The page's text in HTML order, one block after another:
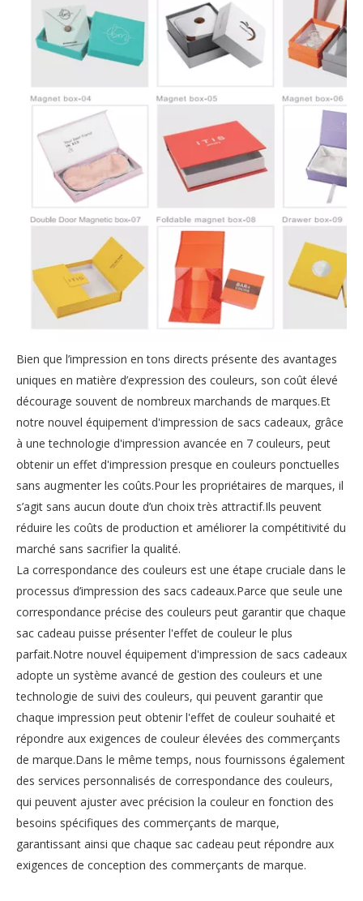
Bien que l’impression en tons directs présente des avantages
uniques en matière d’expression des couleurs, son coût élevé
décourage souvent de nombreux marchands de marques.Et
notre nouvel équipement d'impression de sacs cadeaux, grâce
à une technologie d'impression avancée en 7 couleurs, peut
obtenir un effet d'impression presque en couleurs ponctuelles
sans augmenter les coûts.Pour les propriétaires de marques, il
s’agit sans aucun doute d’un choix très attractif.Ils peuvent
réduire les coûts de production et améliorer la compétitivité du
marché sans sacrifier la qualité.
La correspondance des couleurs est une étape cruciale dans le
processus d’impression des sacs cadeaux.Parce que seule une
correspondance précise des couleurs peut garantir que chaque
sac cadeau puisse présenter l'effet de couleur le plus
parfait.Notre nouvel équipement d'impression de sacs cadeaux
adopte un système avancé de gestion des couleurs et une
technologie de suivi des couleurs, qui peuvent garantir que
chaque impression peut obtenir l'effet de couleur souhaité et
répondre aux exigences de couleur élevées des commerçants
de marque.Dans le même temps, nous fournissons également
des services personnalisés de correspondance des couleurs,
qui peuvent ajuster avec précision la couleur en fonction des
besoins spécifiques des commerçants de marque,
garantissant ainsi que chaque sac cadeau peut répondre aux
exigences de conception des commerçants de marque.